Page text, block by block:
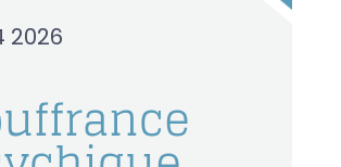
2026